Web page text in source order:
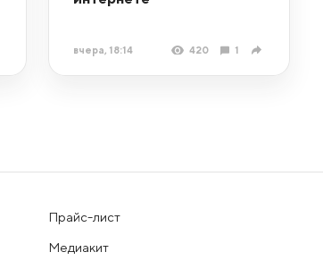
вчера, 18:14 420 1
Прайс-лист
Медиакит